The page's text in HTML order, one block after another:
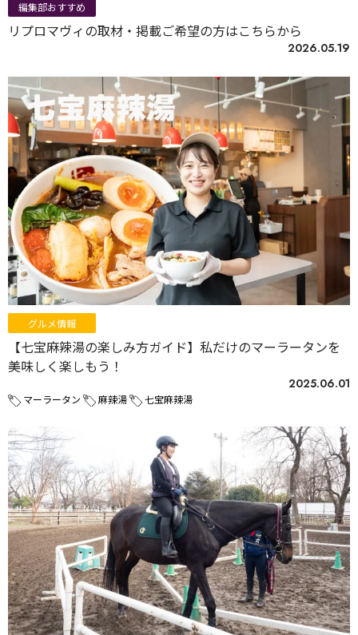
編集部おすすめ
リプロマヴィの取材・掲載ご希望の方はこちらから
2026.05.19
グルメ情報
【七宝麻辣湯の楽しみ方ガイド】私だけのマーラータンを
美味しく楽しもう！
2025.06.01
マーラータン 麻辣湯 七宝麻辣湯